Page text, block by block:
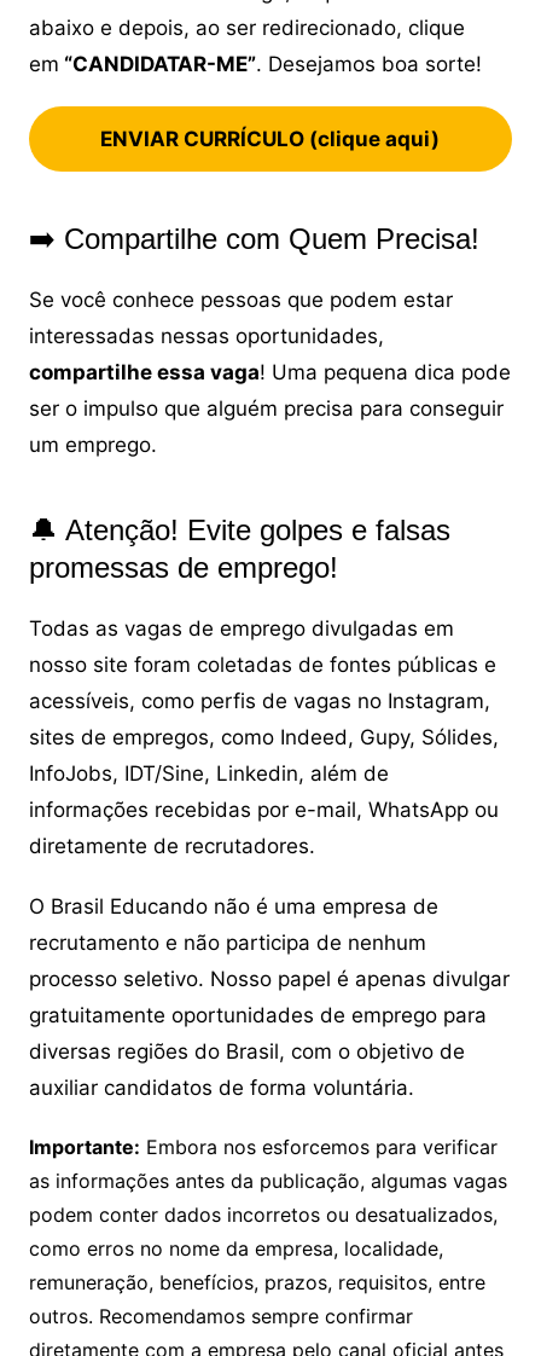
abaixo e depois, ao ser redirecionado, clique
em “CANDIDATAR-ME”. Desejamos boa sorte!
ENVIAR CURRÍCULO (clique aqui)
➡️ Compartilhe com Quem Precisa!
Se você conhece pessoas que podem estar
interessadas nessas oportunidades,
compartilhe essa vaga! Uma pequena dica pode
ser o impulso que alguém precisa para conseguir
um emprego.
🔔 Atenção! Evite golpes e falsas
promessas de emprego!
Todas as vagas de emprego divulgadas em
nosso site foram coletadas de fontes públicas e
acessíveis, como perfis de vagas no Instagram,
sites de empregos, como Indeed, Gupy, Sólides,
InfoJobs, IDT/Sine, Linkedin, além de
informações recebidas por e-mail, WhatsApp ou
diretamente de recrutadores.
O Brasil Educando não é uma empresa de
recrutamento e não participa de nenhum
processo seletivo. Nosso papel é apenas divulgar
gratuitamente oportunidades de emprego para
diversas regiões do Brasil, com o objetivo de
auxiliar candidatos de forma voluntária.
Importante: Embora nos esforcemos para verificar
as informações antes da publicação, algumas vagas
podem conter dados incorretos ou desatualizados,
como erros no nome da empresa, localidade,
remuneração, benefícios, prazos, requisitos, entre
outros. Recomendamos sempre confirmar
diretamente com a empresa pelo canal oficial antes